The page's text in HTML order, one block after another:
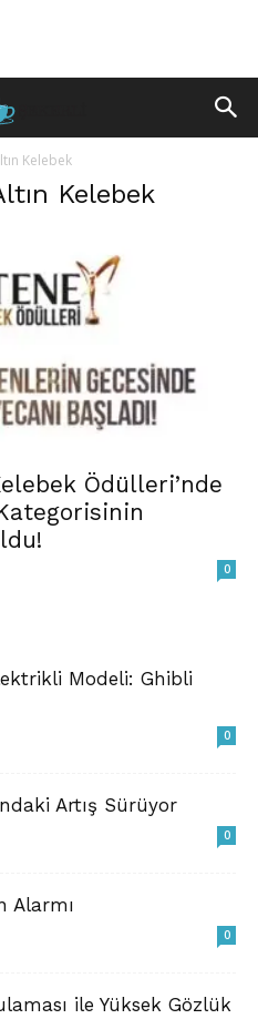
Kelebek
Kelebek
Ödülleri’nde
0
Modeli: Ghibli
0
Artış Sürüyor
0
Alarmı
0
ile Yüksek Gözlük